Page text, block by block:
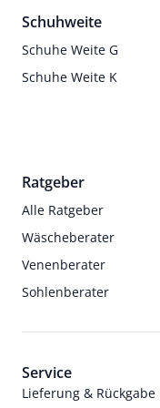
Schuhweite
Schuhe Weite G
Schuhe Weite K
Ratgeber
Alle Ratgeber
Wäscheberater
Venenberater
Sohlenberater
Service
Lieferung & Rückgabe